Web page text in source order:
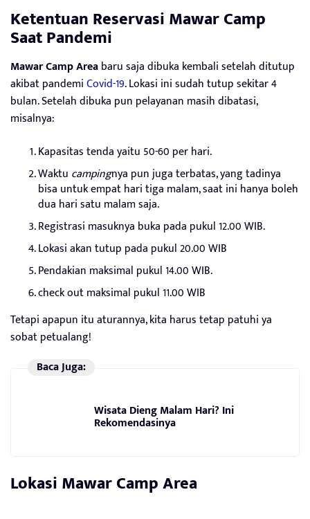
Ketentuan Reservasi Mawar Camp
Saat Pandemi
Mawar Camp Areabaru saja dibuka kembali setelah ditutup
akibat pandemiCovid-19. Lokasi ini sudah tutup sekitar 4
bulan. Setelah dibuka pun pelayanan masih dibatasi,
misalnya:
Kapasitas tenda yaitu 50-60 per hari.
Waktu campingnya pun juga terbatas, yang tadinya
bisa untuk empat hari tiga malam, saat ini hanya boleh
dua hari satu malam saja.
Registrasi masuknya buka pada pukul 12.00 WIB.
Lokasi akan tutup pada pukul 20.00 WIB
Pendakian maksimal pukul 14.00 WIB.
check out maksimal pukul 11.00 WIB
Tetapi apapun itu aturannya, kita harus tetap patuhi ya
sobat petualang!
Baca Juga:
Wisata Dieng Malam Hari? Ini
Rekomendasinya
Lokasi Mawar Camp Area